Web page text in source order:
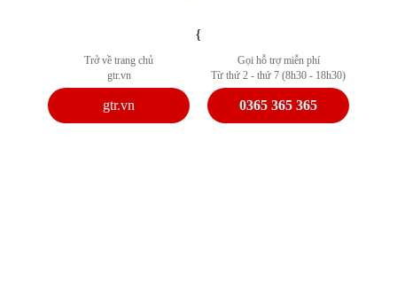
{
Trở về trang chủ
gtr.vn
gtr.vn
Gọi hỗ trợ miễn phí
Từ thứ 2 - thứ 7 (8h30 - 18h30)
0365 365 365